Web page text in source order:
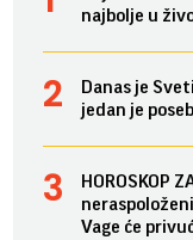
najbolje u
Danas je
jedan je
HOROSKOP
Vage će